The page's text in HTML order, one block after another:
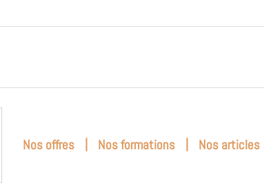
Nos offres | Nos formations | Nos articles